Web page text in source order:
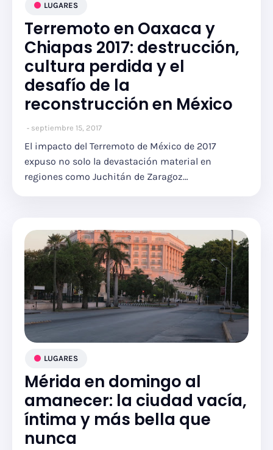
LUGARES
Terremoto en Oaxaca y
Chiapas 2017: destrucción,
cultura perdida y el
desafío de la
reconstrucción en México
septiembre 15, 2017
El impacto del Terremoto de México de 2017
expuso no solo la devastación material en
regiones como Juchitán de Zaragoz…
LUGARES
Mérida en domingo al
amanecer: la ciudad vacía,
íntima y más bella que
nunca